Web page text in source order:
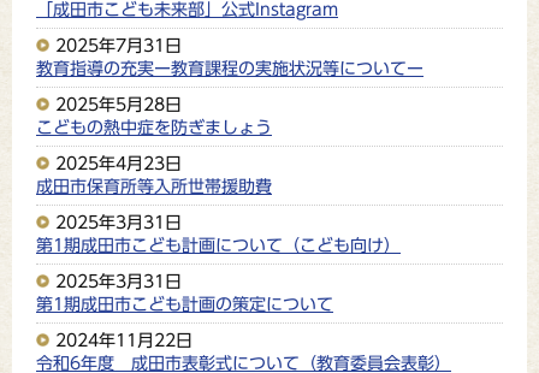
「成田市こども未来部」公式Instagram
2025年7月31日
教育指導の充実ー教育課程の実施状況等についてー
2025年5月28日
こどもの熱中症を防ぎましょう
2025年4月23日
成田市保育所等入所世帯援助費
2025年3月31日
第1期成田市こども計画について（こども向け）
2025年3月31日
第1期成田市こども計画の策定について
2024年11月22日
令和6年度 成田市表彰式について（教育委員会表彰）